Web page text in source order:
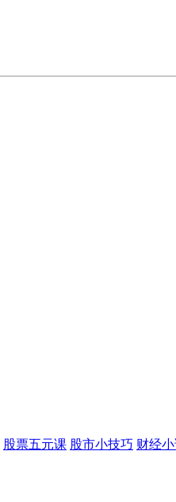
股票五元课 股市小技巧 财经